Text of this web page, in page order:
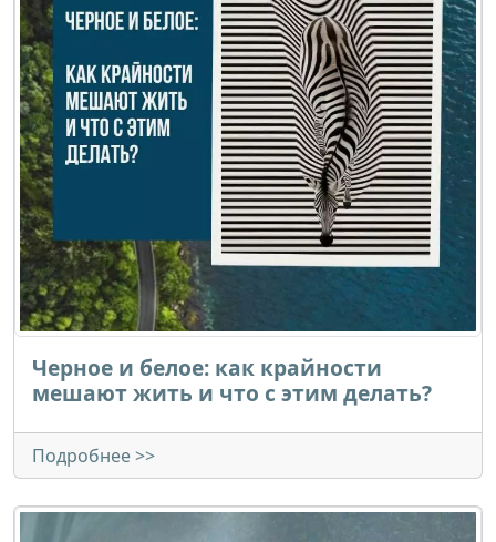
Черное и белое: как крайности
мешают жить и что с этим делать?
Подробнее >>